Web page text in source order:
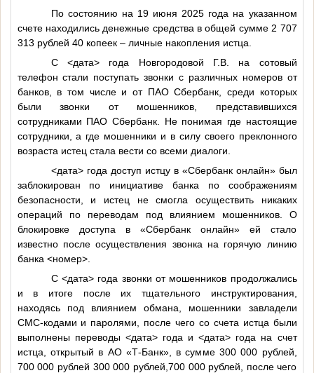
По состоянию на 19 июня 2025 года на указанном
счете находились денежные средства в общей сумме 2 707
313 рублей 40 копеек – личные накопления истца.
С <дата>года Новгородовой Г.В. на сотовый
телефон стали поступать звонки с различных номеров от
банков, в том числе и от ПАО Сбербанк, среди которых
были звонки от мошенников, представившихся
сотрудниками ПАО Сбербанк. Не понимая где настоящие
сотрудники, а где мошенники и в силу своего преклонного
возраста истец стала вести со всеми диалоги.
<дата>года доступ истцу в «Сбербанк онлайн» был
заблокирован по инициативе банка по соображениям
безопасности, и истец не смогла осуществить никаких
операций по переводам под влиянием мошенников. О
блокировке доступа в «Сбербанк онлайн» ей стало
известно после осуществления звонка на горячую линию
банка <номер>.
С <дата>года звонки от мошенников продолжались
и в итоге после их тщательного инструктирования,
находясь под влиянием обмана, мошенники завладели
СМС-кодами и паролями, после чего со счета истца были
выполнены переводы <дата>года и<дата> года на счет
истца, открытый в АО «Т-Банк», в сумме 300 000 рублей,
700 000 рублей 300 000 рублей,700 000 рублей, после чего